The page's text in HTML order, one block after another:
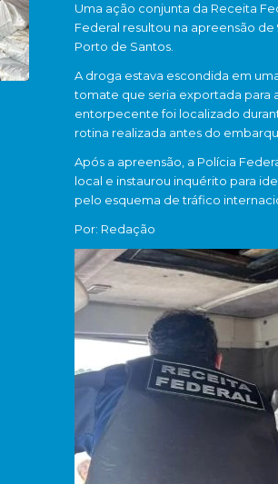
Uma ação conjunta da Receita
Federal resultou na apreensão
Porto de Santos
A droga estava escondida em
tomate que seria exportada para
entorpecente foi localizado
rotina realizada antes do
Após a apreensão, a Polícia
local e instaurou inquérito para
pelo esquema de tráfico
Por: Redação